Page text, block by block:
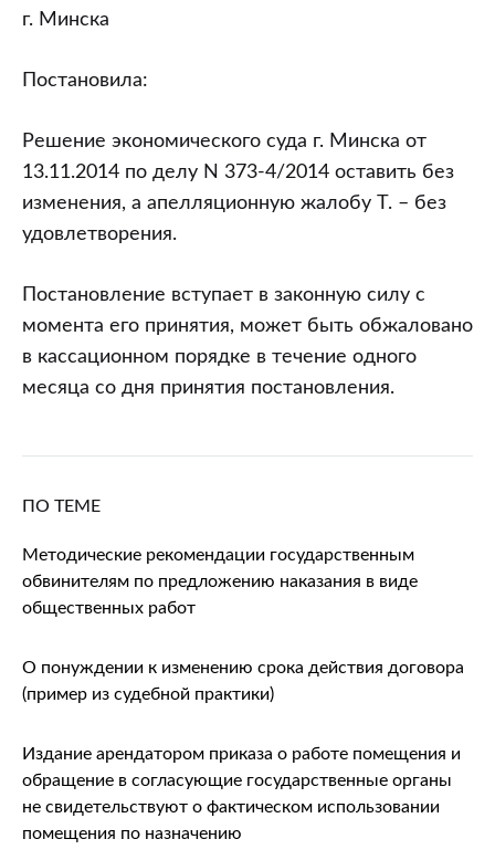
г. Минска
Постановила:
Решение экономического суда г. Минска от
13.11.2014 по делу N 373-4/2014 оставить без
изменения, а апелляционную жалобу Т. – без
удовлетворения.
Постановление вступает в законную силу с
момента его принятия, может быть обжаловано
в кассационном порядке в течение одного
месяца со дня принятия постановления.
ПО ТЕМЕ
Методические рекомендации государственным
обвинителям по предложению наказания в виде
общественных работ
О понуждении к изменению срока действия договора
(пример из судебной практики)
Издание арендатором приказа о работе помещения и
обращение в согласующие государственные органы
не свидетельствуют о фактическом использовании
помещения по назначению